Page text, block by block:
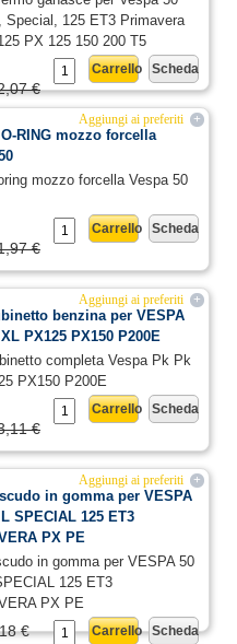
Special, 125 ET3 Primavera
PX 125 150 200 T5
Scheda
Carrello
€
+
Aggiungi ai preferiti
RING mozzo forcella
mozzo forcella Vespa 50
Scheda
Carrello
€
+
Aggiungi ai preferiti
benzina per VESPA
PX125 PX150 P200E
completa Vespa Pk Pk
PX150 P200E
Scheda
Carrello
€
+
Aggiungi ai preferiti
in gomma per VESPA
SPECIAL 125 ET3
PX PE
in gomma per VESPA 50
125 ET3
PX PE
Scheda
Carrello
€